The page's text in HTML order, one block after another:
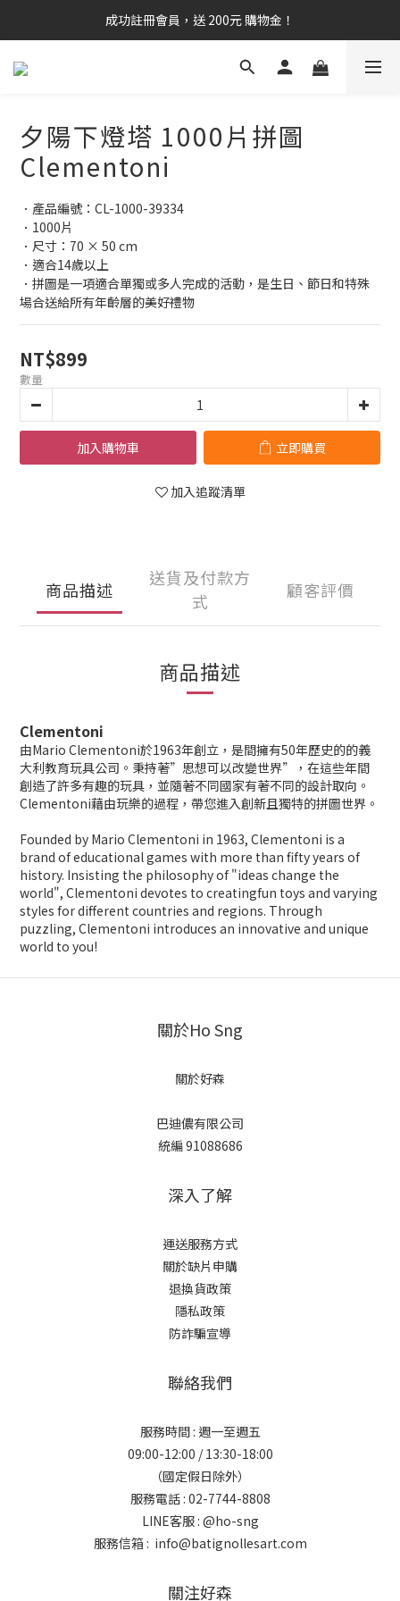
成功註冊會員，送 200元 購物金！
夕陽下燈塔 1000片拼圖
Clementoni
．產品編號：CL-1000-39334
．1000片
．尺寸：70 × 50 cm
．適合14歲以上
．拼圖是一項適合單獨或多人完成的活動，是生日、節日和特殊
場合送給所有年齡層的美好禮物
NT$899
數量
加入購物車 立即購買
加入追蹤清單
商品描述
送貨及付款方
式
顧客評價
商品描述
Clementoni
由Mario Clementoni於1963年創立，是間擁有50年歷史的的義
大利教育玩具公司。秉持著”思想可以改變世界”，在這些年間
創造了許多有趣的玩具，並隨著不同國家有著不同的設計取向。
Clementoni藉由玩樂的過程，帶您進入創新且獨特的拼圖世界。
Founded by Mario Clementoni in 1963, Clementoni is a
brand of educational games with more than fifty years of
history. Insisting the philosophy of "ideas change the
world", Clementoni devotes to creatingfun toys and varying
styles for different countries and regions. Through
puzzling, Clementoni introduces an innovative and unique
world to you!
關於Ho Sng
關於好森
巴迪儂有限公司
統編 91088686
深入了解
運送服務方式
關於缺片申購
退換貨政策
隱私政策
防詐騙宣導
聯絡我們
服務時間 : 週一至週五
09:00-12:00 / 13:30-18:00
（國定假日除外）
服務電話 : 02-7744-8808
LINE客服 : @ho-sng
服務信箱 : info@batignollesart.com
關注好森